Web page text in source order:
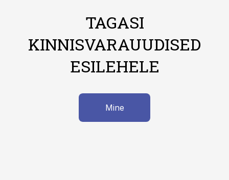
TAGASI
KINNISVARAUUDISED
ESILEHELE
Mine